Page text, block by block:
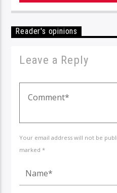
Reader's opinions
Leave a Reply
Your email address will not be
marked *